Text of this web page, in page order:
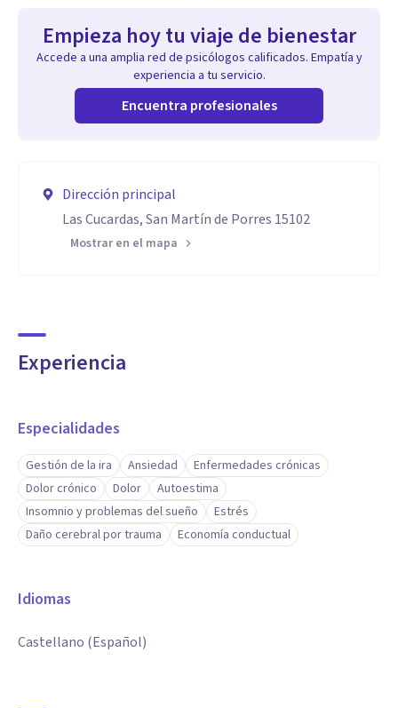
Empieza hoy tu viaje de bienestar
Accede a una amplia red de psicólogos calificados. Empatía y
experiencia a tu servicio.
Encuentra profesionales
Dirección principal
Las Cucardas, San Martín de Porres 15102
Mostrar en el mapa
Experiencia
Especialidades
Gestión de la ira Ansiedad
Enfermedades crónicas
Dolor crónico
Dolor
Autoestima
Insomnio y problemas del sueño
Estrés
Daño cerebral por trauma
Economía conductual
Idiomas
Castellano (Español)